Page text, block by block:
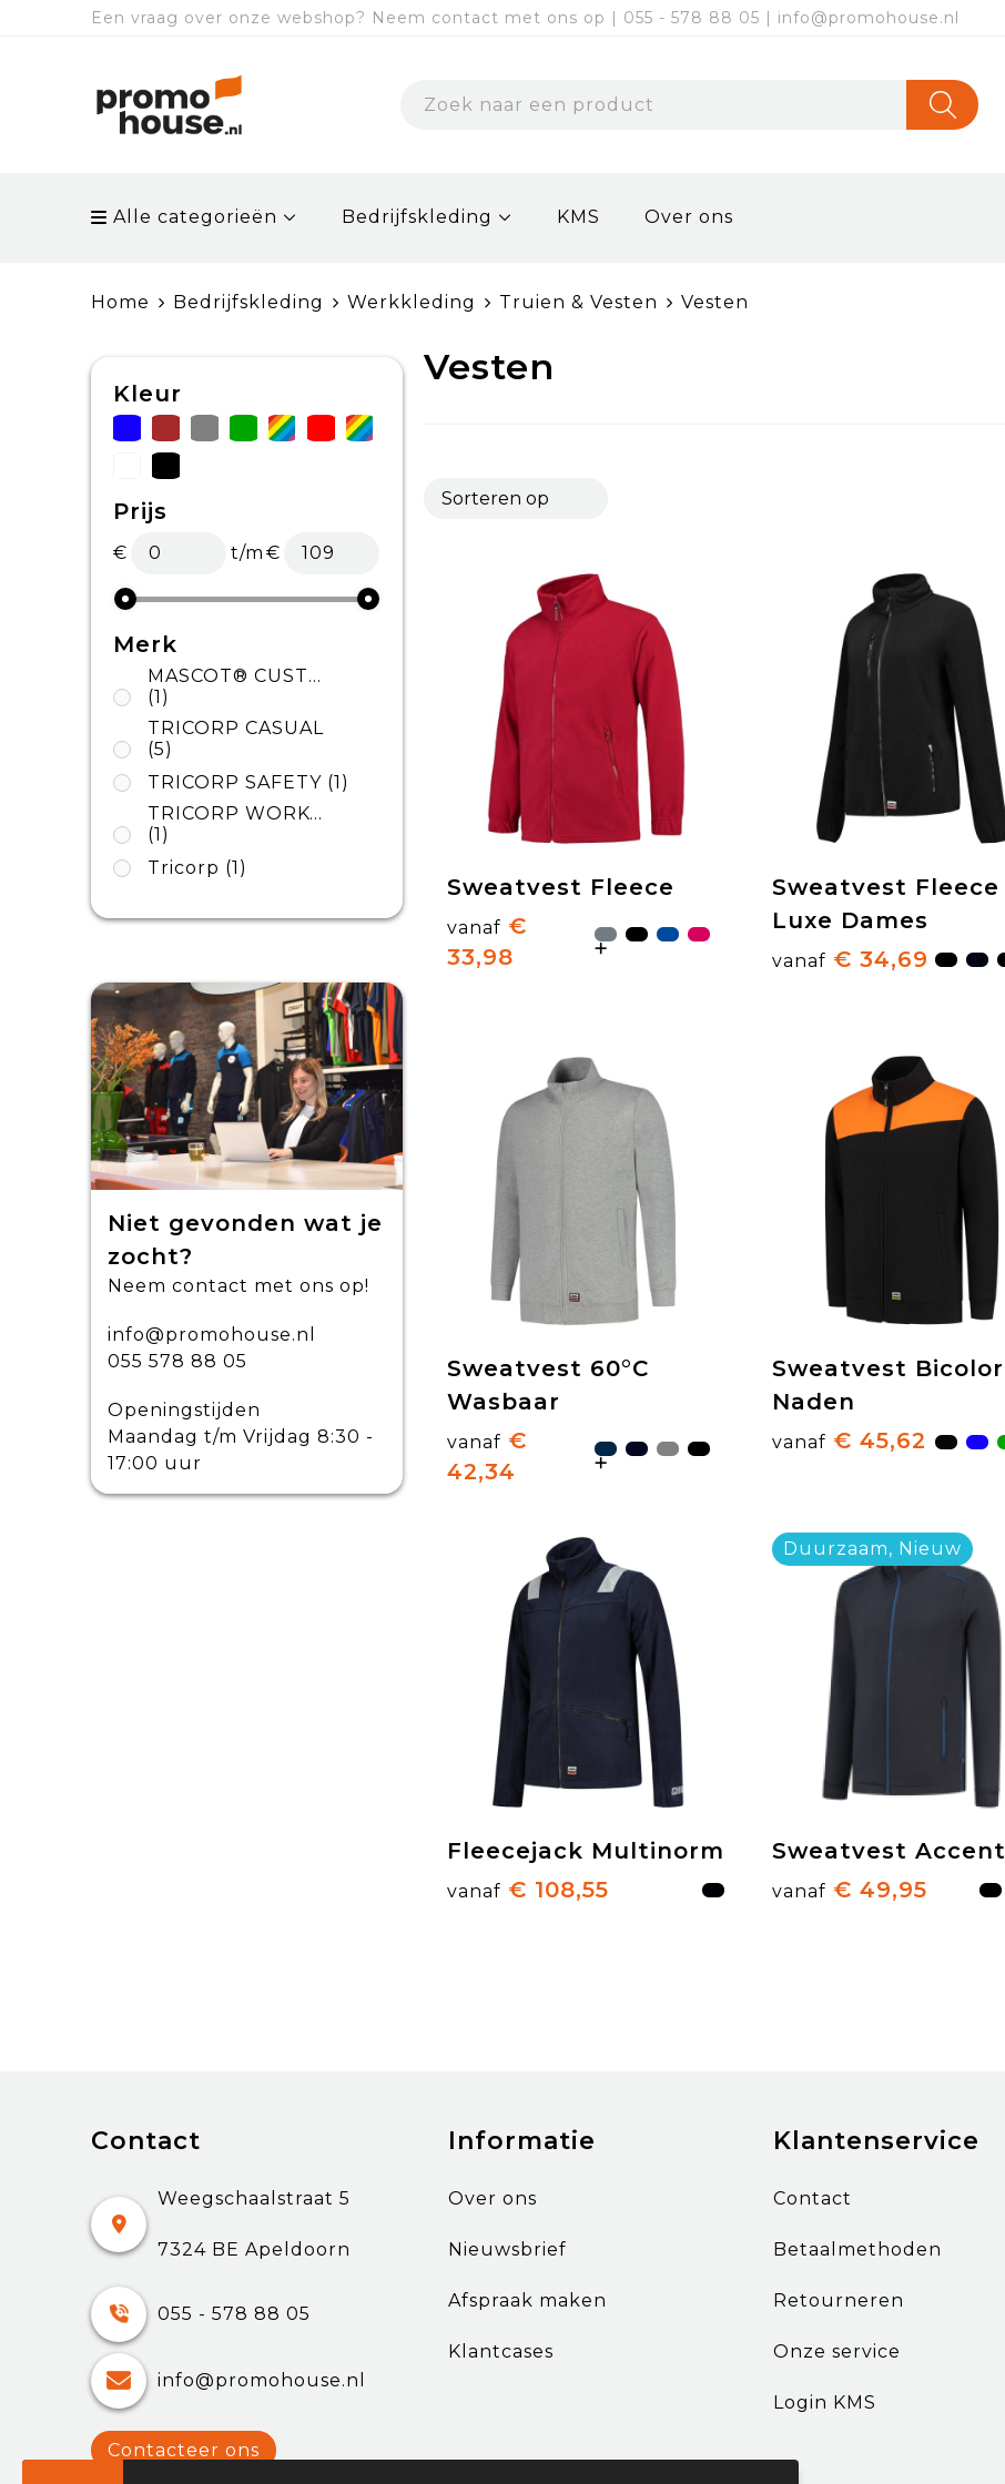
Een vraag over onze webshop? Neem contact met ons op | 055 - 578 88 05 | info@promohouse.nl
Alle categorieën Bedrijfskleding KMS Over ons
Home Bedrijfskleding Werkkleding Truien & Vesten Vesten
Kleur
Prijs
€ t/m €
Merk
MASCOT® CUSTOMIZED
(1)
TRICORP CASUAL
(5)
TRICORP SAFETY (1)
TRICORP WORKWEAR
(1)
Tricorp (1)
Niet gevonden wat je
zocht?
Neem contact met ons op!
info@promohouse.nl
055 578 88 05
Openingstijden
Maandag t/m Vrijdag 8:30 -
17:00 uur
Vesten
Sweatvest Fleece
vanaf €
33,98
Sweatvest Fleece
Luxe Dames
vanaf € 34,69
Sweatvest 60°C
Wasbaar
vanaf €
42,34
Sweatvest Bicolor
Naden
vanaf € 45,62
Fleecejack Multinorm
vanaf € 108,55
Duurzaam, Nieuw
Sweatvest Accent
vanaf € 49,95
Contact
Weegschaalstraat 5
7324 BE Apeldoorn
055 - 578 88 05
info@promohouse.nl
Contacteer ons
Informatie
Over ons
Nieuwsbrief
Afspraak maken
Klantcases
Klantenservice
Contact
Betaalmethoden
Retourneren
Onze service
Login KMS